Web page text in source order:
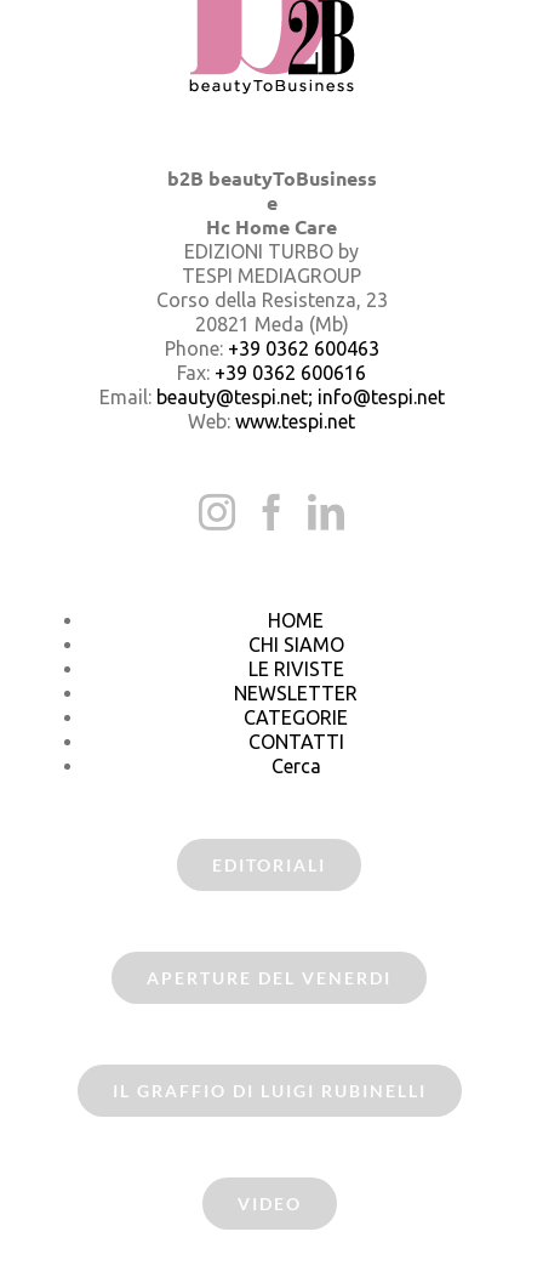
b2B beautyToBusiness
e
Hc Home Care
EDIZIONI TURBO by
TESPI MEDIAGROUP
Corso della Resistenza, 23
20821 Meda (Mb)
Phone: +39 0362 600463
Fax: +39 0362 600616
Email: beauty@tespi.net; info@tespi.net
Web: www.tespi.net
HOME
CHI SIAMO
LE RIVISTE
NEWSLETTER
CATEGORIE
CONTATTI
Cerca
EDITORIALI
APERTURE DEL VENERDI
IL GRAFFIO DI LUIGI RUBINELLI
VIDEO